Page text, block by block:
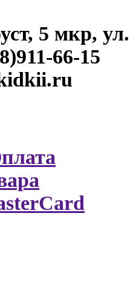
5 мкр,
66-15